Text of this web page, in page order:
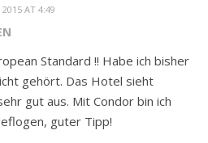
2015 AT 4:49
Standard !! Habe ich bisher
gehört. Das Hotel sieht
gut aus. Mit Condor bin ich
guter Tipp!